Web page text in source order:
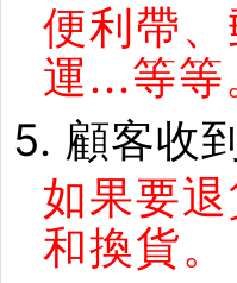
便利帶
運...等等
5. 顧客收
如果要
和換貨。